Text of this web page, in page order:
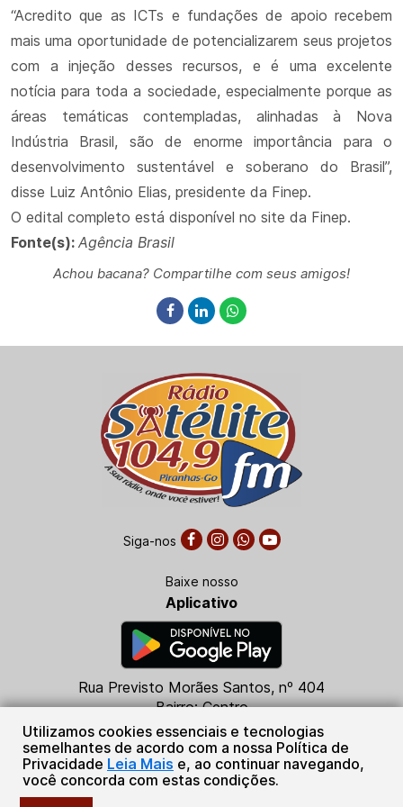
“Acredito que as ICTs e fundações de apoio recebem
mais uma oportunidade de potencializarem seus projetos
com a injeção desses recursos, e é uma excelente
notícia para toda a sociedade, especialmente porque as
áreas temáticas contempladas, alinhadas à Nova
Indústria Brasil, são de enorme importância para o
desenvolvimento sustentável e soberano do Brasil”,
disse Luiz Antônio Elias, presidente da Finep.
O edital completo está disponível no site da Finep.
Fonte(s): Agência Brasil
Achou bacana? Compartilhe com seus amigos!
Utilizamos cookies essenciais e tecnologias
semelhantes de acordo com a nossa Política de
Privacidade Leia Mais e, ao continuar navegando,
você concorda com estas condições.
Rua Previsto Morães Santos, nº 404
Bairro: Centro
CEP: 76230-000
Piranhas - GO
(64) 3665-2058
Siga-nos
Baixe nosso
Aplicativo